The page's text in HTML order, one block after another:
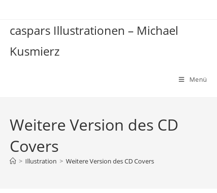
springen
caspars Illustrationen – Michael
Kusmierz
Menü
Weitere Version des CD
Covers
> Illustration > Weitere Version des CD Covers